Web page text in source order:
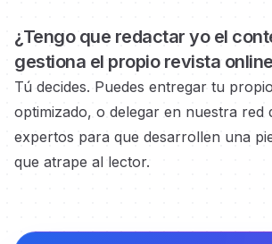
¿Tengo que redactar yo el
gestiona el propiorevista
Tú decides. Puedes entregar tu
optimizado, o delegar en nuestra red
expertos para que desarrollen una
que atrape al lector.